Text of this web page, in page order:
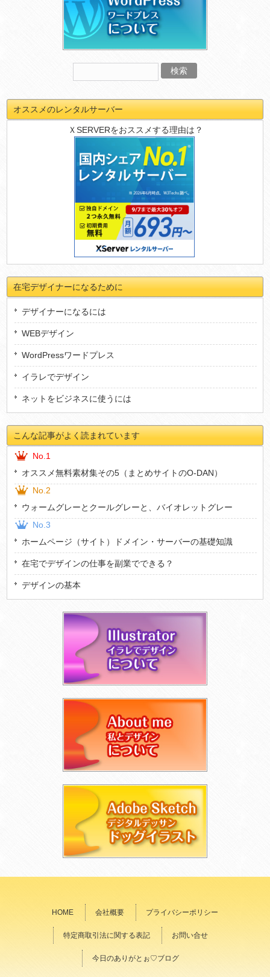
オススメのレンタルサーバー
ＸSERVERをおススメする理由は？
在宅デザイナーになるために
デザイナーになるには
WEBデザイン
WordPressワードプレス
イラレでデザイン
ネットをビジネスに使うには
こんな記事がよく読まれています
No.1
オススメ無料素材集その5（まとめサイトのO-DAN）
No.2
ウォームグレーとクールグレーと、バイオレットグレー
No.3
ホームページ（サイト）ドメイン・サーバーの基礎知識
在宅でデザインの仕事を副業でできる？
デザインの基本
HOME 会社概要 プライバシーポリシー
特定商取引法に関する表記 お問い合せ
今日のありがとぉ♡ブログ